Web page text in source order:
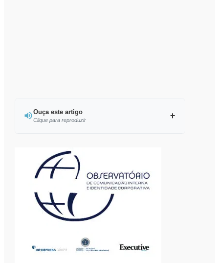
Ouça este artigo
Clique para reproduzir